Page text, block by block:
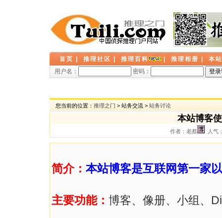
首页 推理社区 推理百科 推理相册
本
用户名：
密码：
您当前的位置： 推理之门 > 站务交流 > 站务讨论
本站博客
作者：老蔡 人气
简介： 本站博客是互联网第一家
主要功能： 博客、像册、小组、